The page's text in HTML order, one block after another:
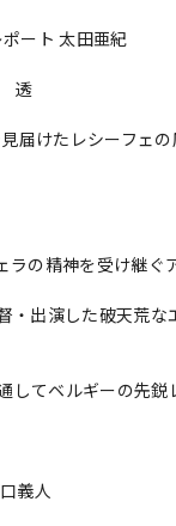
ート 太田亜紀
透
けたレシーフェの
の精神を受け継ぐ
・出演した破天荒な
てベルギーの先鋭
義人